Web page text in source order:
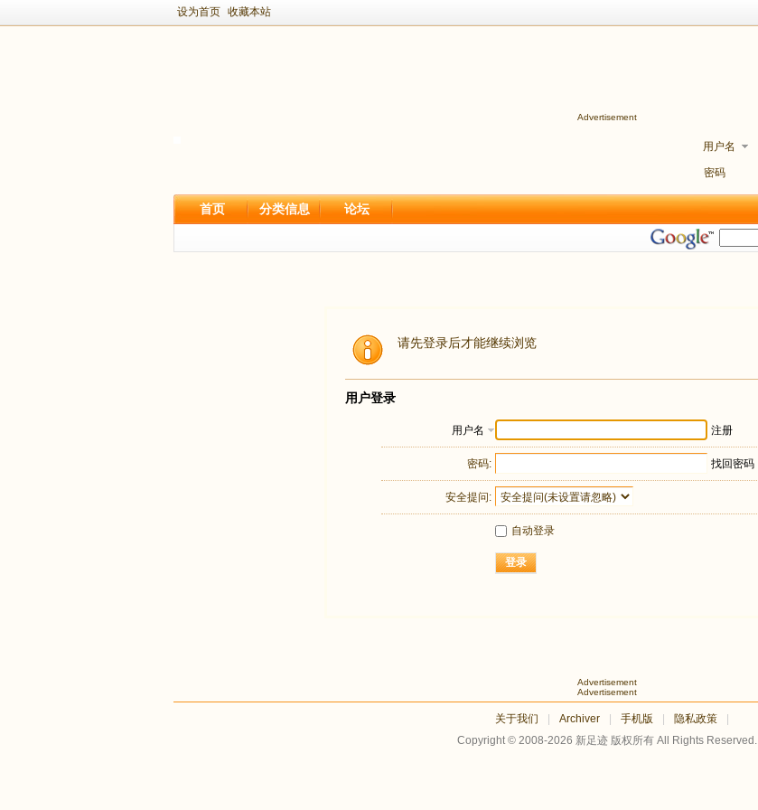
设为首页 收藏本站
Advertisement
用户名
密码
首页 分类信息 论坛
请先登录后才能继续浏览
用户登录
用户名 注册
密码: 找回密码
安全提问:
自动登录
登录
Advertisement
Advertisement
关于我们 Archiver 手机版 隐私政策
Copyright © 2008-2026 新足迹 版权所有 All Rights Reserved.